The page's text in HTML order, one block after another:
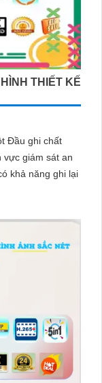
THIẾT KẾ
Đầu ghi chất
giám sát an